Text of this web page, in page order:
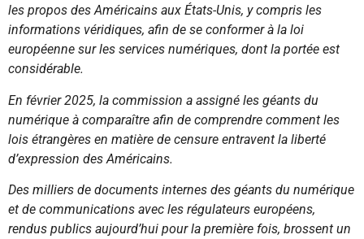
les propos des Américains aux États-Unis, y compris les
informations véridiques, afin de se conformer à la loi
européenne sur les services numériques, dont la portée est
considérable.
En février 2025, la commission a assigné les géants du
numérique à comparaître afin de comprendre comment les
lois étrangères en matière de censure entravent la liberté
d’expression des Américains.
Des milliers de documents internes des géants du numérique
et de communications avec les régulateurs européens,
rendus publics aujourd’hui pour la première fois, brossent un